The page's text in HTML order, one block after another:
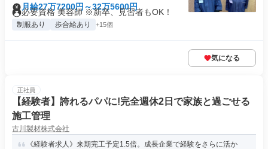
月給27万7200円～32万5600円
必要資格 美容師 ※新卒、見習者もOK！
制服あり 歩合給あり +15個
気になる
正社員
【経験者】誇れるパパに!完全週休2日で家族と過ごせる
施工管理
古川製材株式会社
《経験者求人》来期完工予定1.5倍。成長企業で経験をさらに活か